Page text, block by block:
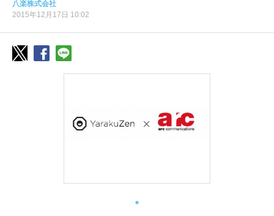
八楽株式会社
2015年12月17日 10:02